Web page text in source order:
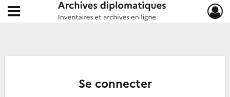
Archives diplomatiques
Ouvrir le menu déroulant
Se connecter